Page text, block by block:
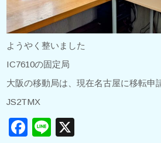
ようやく整いました
IC7610の固定局
大阪の移動局は、現在名古屋に移転申
JS2TMX
F
Li